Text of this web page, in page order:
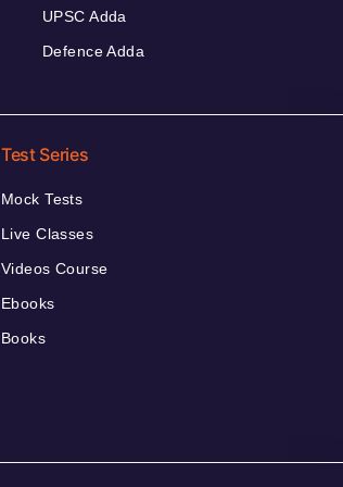
UPSC Adda
Defence Adda
Test Series
Mock Tests
Live Classes
Videos Course
Ebooks
Books